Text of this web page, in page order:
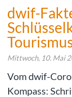
dwif-
Mittwoch, 10. Mai
Vom dwif-
Kompass: